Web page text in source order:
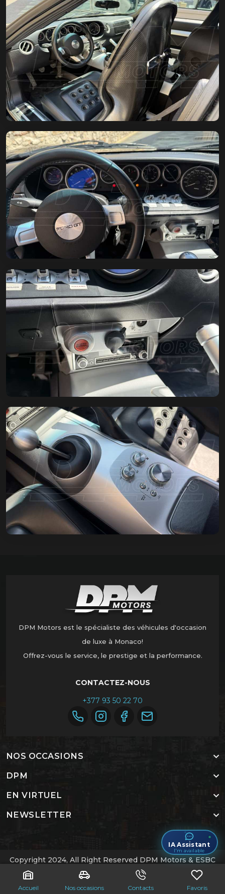
Accueil Nos occasions Contacts Favoris
DPM Motors est le spécialiste des véhicules d'occasion
de luxe à Monaco!
Offrez-vous le service, le prestige et la performance.
CONTACTEZ-NOUS
+377 93 50 22 70
NOS OCCASIONS
DPM
EN VIRTUEL
NEWSLETTER
Copyright 2024, All Right Reserved DPM Motors & ESBC
Accueil
Contactez-nous
IA Assistant
I'm available